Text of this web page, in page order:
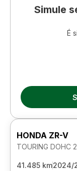
Simule
É
HONDA ZR-V
TOURING DOHC
41.485 km2024/